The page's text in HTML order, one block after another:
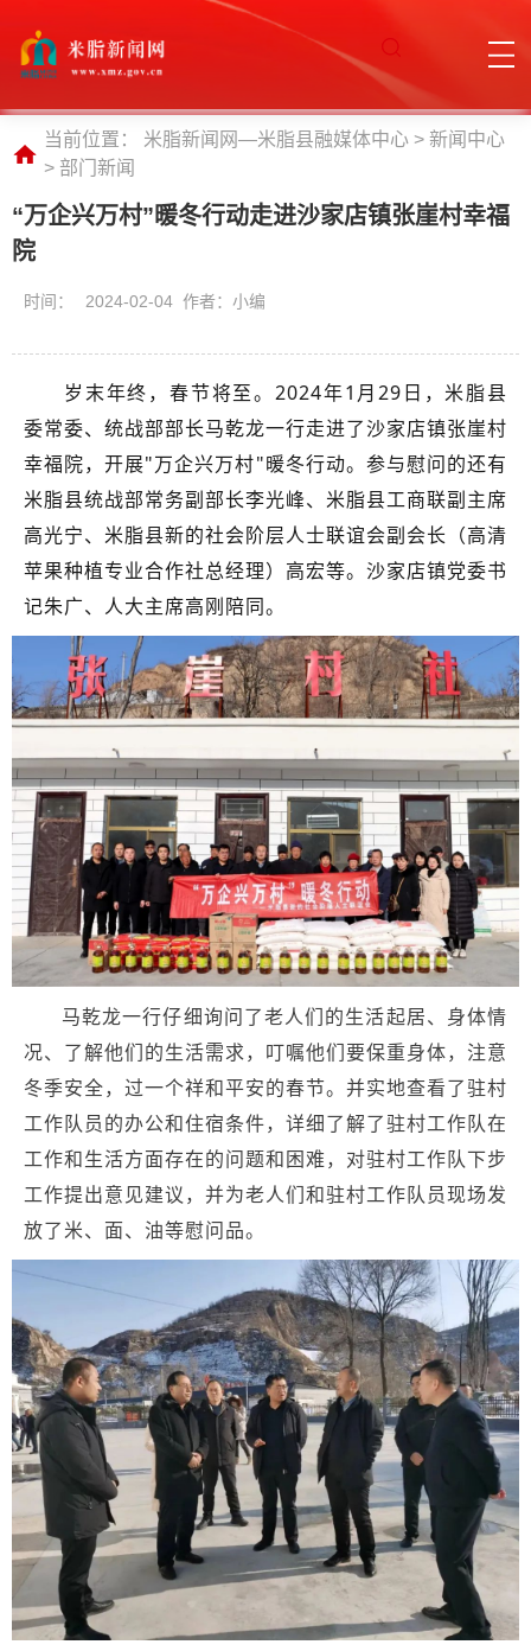
当前位置： 米脂新闻网—米脂县融媒体中心 > 新闻中心
> 部门新闻
“万企兴万村”暖冬行动走进沙家店镇张崖村幸福
院
时间： 2024-02-04 作者：小编
岁末年终，春节将至。2024年1月29日，米脂县
委常委、统战部部长马乾龙一行走进了沙家店镇张崖村
幸福院，开展"万企兴万村"暖冬行动。参与慰问的还有
米脂县统战部常务副部长李光峰、米脂县工商联副主席
高光宁、米脂县新的社会阶层人士联谊会副会长（高清
苹果种植专业合作社总经理）高宏等。沙家店镇党委书
记朱广、人大主席高刚陪同。
马乾龙一行仔细询问了老人们的生活起居、身体情
况、了解他们的生活需求，叮嘱他们要保重身体，注意
冬季安全，过一个祥和平安的春节。并实地查看了驻村
工作队员的办公和住宿条件，详细了解了驻村工作队在
工作和生活方面存在的问题和困难，对驻村工作队下步
工作提出意见建议，并为老人们和驻村工作队员现场发
放了米、面、油等慰问品。